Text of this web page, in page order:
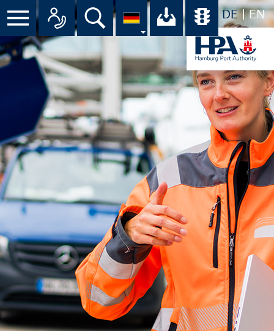
DE EN
Suche Ihr Download-